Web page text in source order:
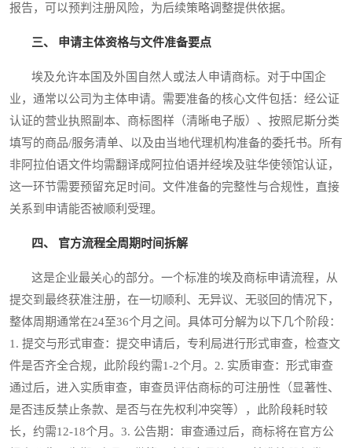
报告，可以预判注册风险，为后续策略调整提供依据。
三、 申请主体资格与文件准备要点
埃及允许本国及外国自然人或法人申请商标。对于中国企
业，通常以公司为主体申请。需要准备的核心文件包括：经公证
认证的营业执照副本、商标图样（清晰电子版）、按照尼斯分类
填写的商品/服务清单、以及由当地代理机构准备的委托书。所有
非阿拉伯语文件均需翻译成阿拉伯语并经埃及驻华使领馆认证，
这一环节需要预留充足时间。文件准备的完整性与合规性，直接
关系到申请能否被顺利受理。
四、 官方流程全周期时间拆解
这是企业最关心的部分。一个标准的埃及商标申请流程，从
提交到最终获准注册，在一切顺利、无异议、无驳回的情况下，
整体周期通常在24至36个月之间。具体可分解为以下几个阶段：
1. 提交与形式审查：提交申请后，专利局进行形式审查，检查文
件是否齐全合规，此阶段约需1-2个月。2. 实质审查：形式审查
通过后，进入实质审查，审查员评估商标的可注册性（显著性、
是否违反禁止条款、是否与在先权利冲突等），此阶段耗时较
长，约需12-18个月。3. 公告期：审查通过后，商标将在官方公